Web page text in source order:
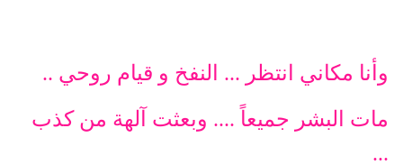
وأنا مكاني انتظر ... النفخ و قيام روحي ..
مات البشر جميعاً .... وبعثت آلهة من كذب
...